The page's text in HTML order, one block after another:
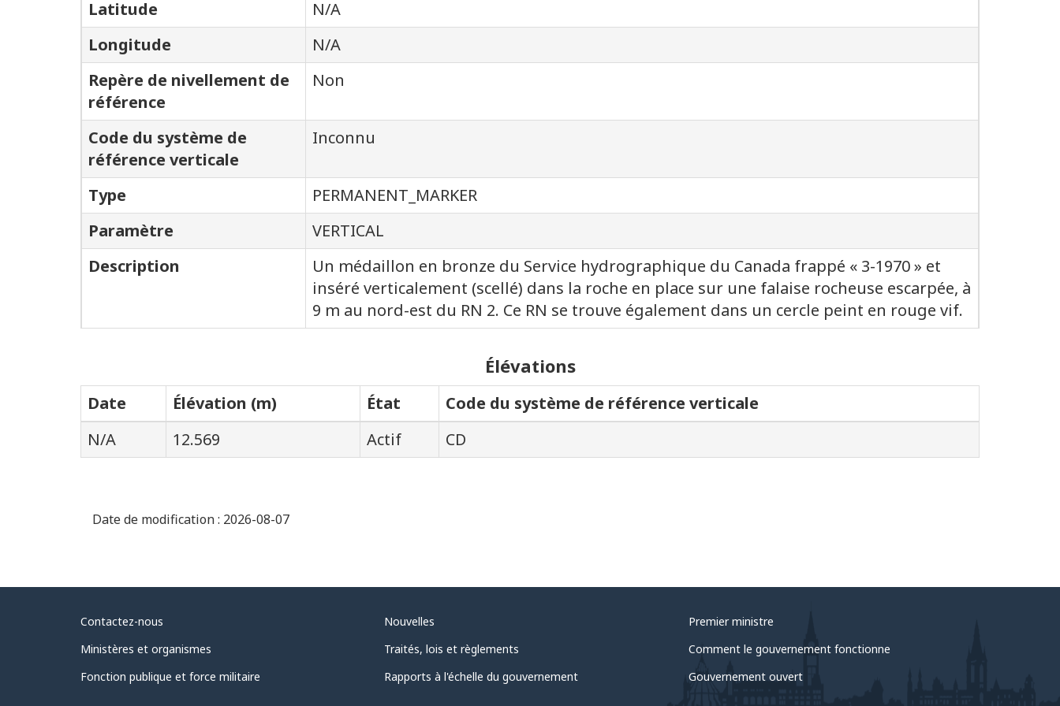
Latitude
N/A
Longitude
N/A
Repère de nivellement de
référence
Non
Code du système de
référence verticale
Inconnu
Type
PERMANENT_MARKER
Paramètre
VERTICAL
Description
Un médaillon en bronze du Service hydrographique du Canada frappé « 3-1970 » et
inséré verticalement (scellé) dans la roche en place sur une falaise rocheuse escarpée, à
9 m au nord-est du RN 2. Ce RN se trouve également dans un cercle peint en rouge vif.
Élévations
Date Élévation (m) État
Code du système de référence verticale
N/A
12.569 Actif CD
Date de modification : 2026-08-07
Au
sujet
du
Contactez-nous
Ministères et organismes
Fonction publique et force militaire
Nouvelles
Traités, lois et règlements
Rapports à l'échelle du gouvernement
Premier ministre
Comment le gouvernement fonctionne
Gouvernement ouvert